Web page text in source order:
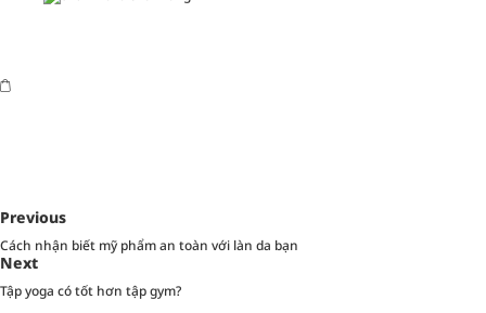
Previous
Cách nhận biết mỹ phẩm an toàn với làn da bạn
Next
Tập yoga có tốt hơn tập gym?